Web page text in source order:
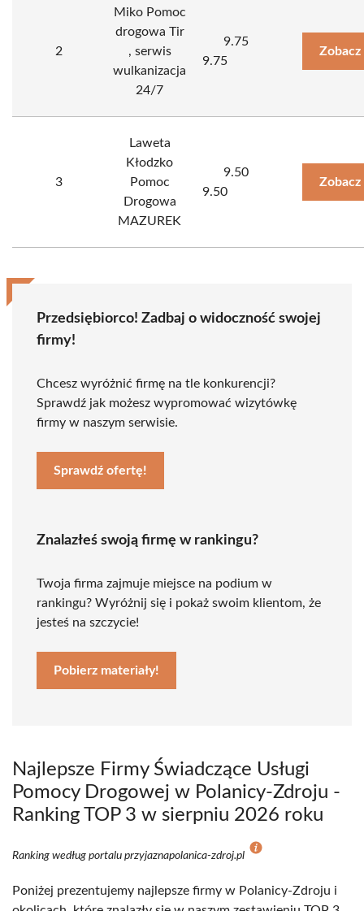
2
Miko Pomoc
drogowa Tir
, serwis
wulkanizacja
24/7
9.75
9.75
Zobacz
3
Laweta
Kłodzko
Pomoc
Drogowa
MAZUREK
9.50
9.50
Zobacz
Przedsiębiorco! Zadbaj o widoczność swojej
firmy!
Chcesz wyróżnić firmę na tle konkurencji?
Sprawdź jak możesz wypromować wizytówkę
firmy w naszym serwisie.
Sprawdź ofertę!
Znalazłeś swoją firmę w rankingu?
Twoja firma zajmuje miejsce na podium w
rankingu? Wyróżnij się i pokaż swoim klientom, że
jesteś na szczycie!
Pobierz materiały!
Najlepsze Firmy Świadczące Usługi
Pomocy Drogowej w Polanicy-Zdroju -
Ranking TOP 3 w sierpniu 2026 roku
Ranking według portalu przyjaznapolanica-zdroj.pl
Poniżej prezentujemy najlepsze firmy w Polanicy-Zdroju i